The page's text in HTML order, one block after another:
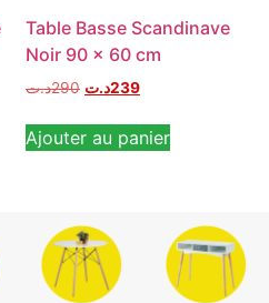
Table Basse Scandinave
Noir 90 x 60 cm
290د.ت 239د.ت
Ajouter au panier